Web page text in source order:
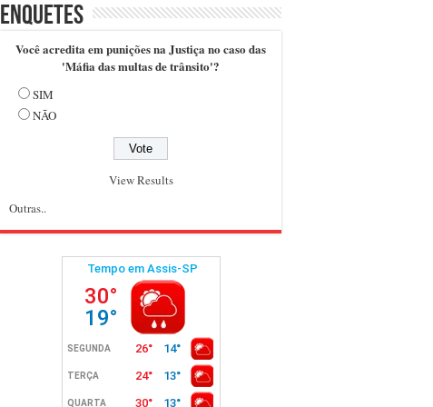
Enquetes
Você acredita em punições na Justiça no caso das
'Máfia das multas de trânsito'?
SIM
NÃO
View Results
Outras..